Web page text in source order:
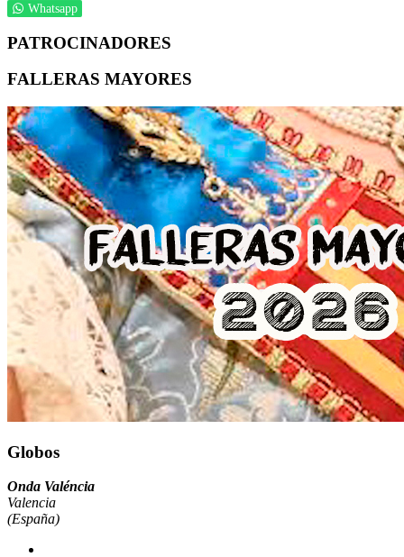
Whatsapp
PATROCINADORES
FALLERAS MAYORES
Globos
Onda Valéncia
Valencia
(España)